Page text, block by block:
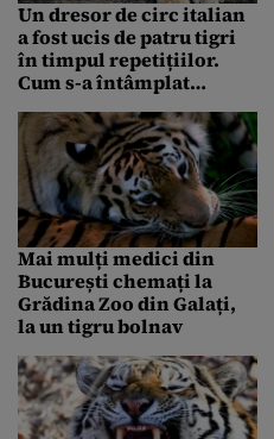
Un dresor de circ italian
a fost ucis de patru tigri
în timpul repetițiilor.
Cum s-a întâmplat
Mai mulți medici din
București chemați la
Grădina Zoo din Galați,
la un tigru bolnav